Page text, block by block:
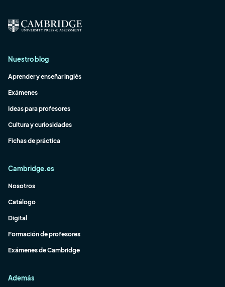
Nuestro blog
Aprender y enseñar inglés
Exámenes
Ideas para profesores
Cultura y curiosidades
Fichas de práctica
Cambridge.es
Nosotros
Catálogo
Digital
Formación de profesores
Exámenes de Cambridge
Además